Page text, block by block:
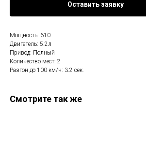
Оставить заявку
Мощность: 610
Двигатель: 5.2л
Привод: Полный
Количество мест: 2
Разгон до 100 км/ч: 3.2 сек.
Смотрите так же